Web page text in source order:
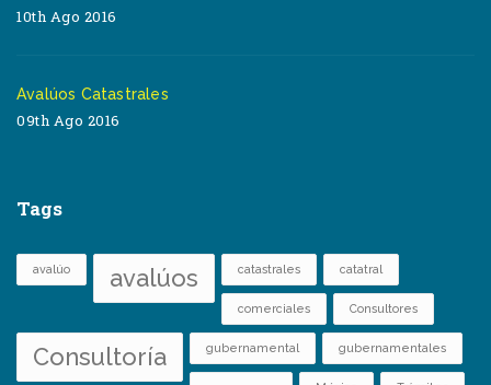
10th Ago 2016
Avalúos Catastrales
09th Ago 2016
Tags
avalúo avalúos catastrales catatral
comerciales Consultores
Consultoría gubernamental gubernamentales